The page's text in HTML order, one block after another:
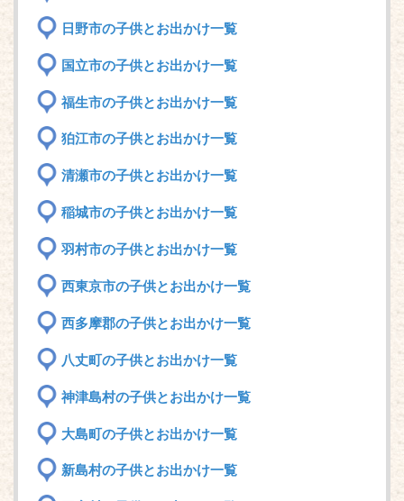
日野市の子供とお出かけ一覧
国立市の子供とお出かけ一覧
福生市の子供とお出かけ一覧
狛江市の子供とお出かけ一覧
清瀬市の子供とお出かけ一覧
稲城市の子供とお出かけ一覧
羽村市の子供とお出かけ一覧
西東京市の子供とお出かけ一覧
西多摩郡の子供とお出かけ一覧
八丈町の子供とお出かけ一覧
神津島村の子供とお出かけ一覧
大島町の子供とお出かけ一覧
新島村の子供とお出かけ一覧